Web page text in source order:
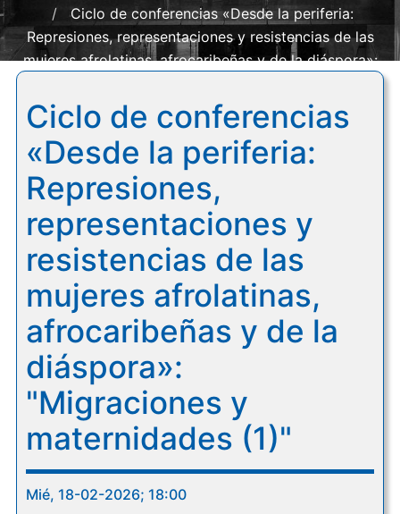
Ciclo de conferencias «Desde la periferia:
Represiones, representaciones y resistencias de las
mujeres afrolatinas, afrocaribeñas y de la diáspora»:
Ciclo de conferencias
«Desde la periferia:
Represiones,
representaciones y
resistencias de las
mujeres afrolatinas,
afrocaribeñas y de la
diáspora»:
"Migraciones y
maternidades (1)"
Mié, 18-02-2026; 18:00